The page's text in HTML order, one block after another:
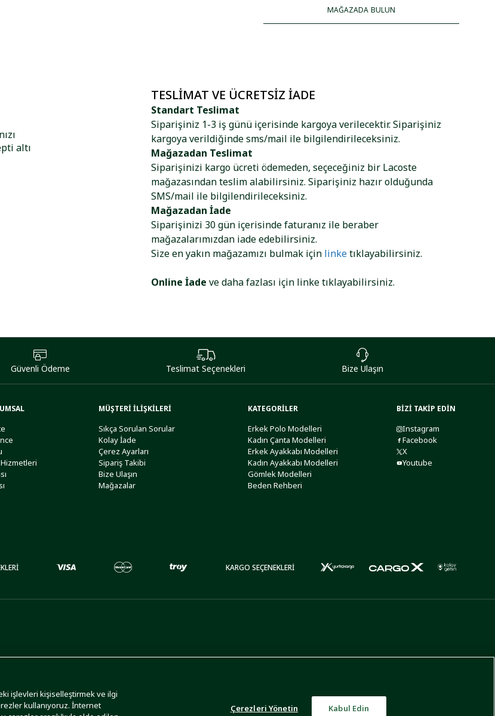
MAĞAZADA BULUN
altı
TESLIMAT VE ÜCRETSIZ İADE
Standart Teslimat
Siparişiniz 1-3 iş günü içerisinde kargoya verilecektir. Siparişiniz
kargoya verildiğinde sms/mail ile bilgilendirileceksiniz.
Mağazadan Teslimat
Siparişinizi kargo ücreti ödemeden, seçeceğiniz bir Lacoste
mağazasından teslim alabilirsiniz. Siparişiniz hazır olduğunda
SMS/mail ile bilgilendirileceksiniz.
Mağazadan İade
Siparişinizi 30 gün içerisinde faturanız ile beraber
mağazalarımızdan iade edebilirsiniz.
Size en yakın mağazamızı bulmak için linketıklayabilirsiniz.
Online İade ve daha fazlası için linketıklayabilirsiniz.
Güvenli Ödeme Teslimat Seçenekleri Bize Ulaşın
MÜŞTERİ İLİŞKİLERİ
Sıkça Sorulan Sorular
Kolay İade
Çerez Ayarları
Sipariş Takibi
Bize Ulaşın
Mağazalar
KATEGORİLER
Erkek Polo Modelleri
Kadın Çanta Modelleri
Erkek Ayakkabı Modelleri
Kadın Ayakkabı Modelleri
Gömlek Modelleri
Beden Rehberi
BİZİ TAKİP EDİN
Instagram
Facebook
X
Youtube
KARGO SEÇENEKLERİ
işlevleri kişiselleştirmek ve ilgi
kullanıyoruz. İnternet
Çerezleri Yönetin Kabul Edin